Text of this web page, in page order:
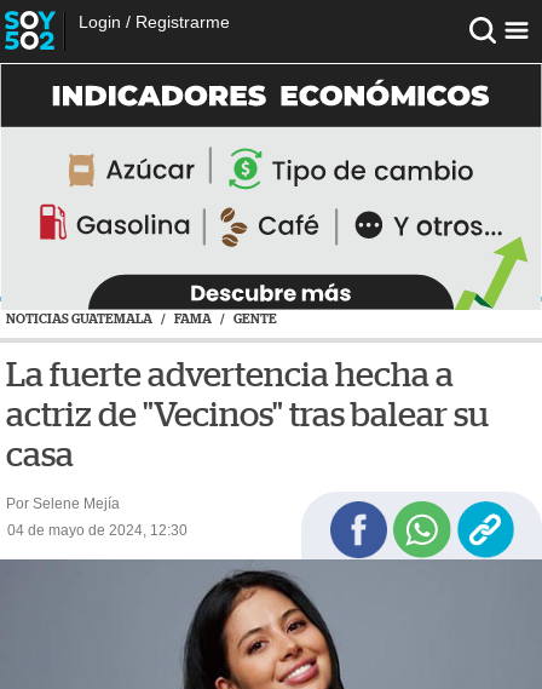
Login / Registrarme
NOTICIAS GUATEMALA / FAMA / GENTE
La fuerte advertencia hecha a
actriz de "Vecinos" tras balear su
casa
Por Selene Mejía
04 de mayo de 2024, 12:30